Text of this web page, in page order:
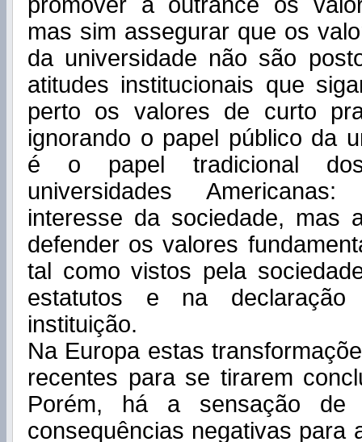
mas sim assegurar que os
da universidade não são
atitudes institucionais que
perto os valores de curto
ignorando o papel público da
é o papel tradicional
universidades
interesse da sociedade, mas
defender os valores
tal como vistos pela
estatutos e na
instituição.
Na Europa estas
recentes para se tirarem
Porém, há a sensação de
consequências negativas para